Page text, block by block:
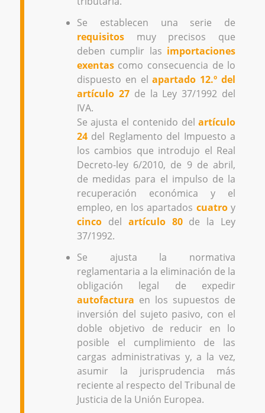
Se establecen una serie de
requisitosmuy precisos que
deben cumplir las importaciones
exentascomo consecuencia de lo
dispuesto en elapartado 12.º del
artículo 27de la Ley 37/1992 del
IVA.
Se ajusta el contenido delartículo
24del Reglamento del Impuesto a
los cambios que introdujo el Real
Decreto-ley 6/2010, de 9 de abril,
de medidas para el impulso de la
recuperación económica y el
empleo, en los apartados cuatroy
cincodel artículo 80de la Ley
37/1992.
Se ajusta la normativa
reglamentaria a la eliminación de la
obligación legal de expedir
autofactura en los supuestos de
inversión del sujeto pasivo, con el
doble objetivo de reducir en lo
posible el cumplimiento de las
cargas administrativas y, a la vez,
asumir la jurisprudencia más
reciente al respecto del Tribunal de
Justicia de la Unión Europea.